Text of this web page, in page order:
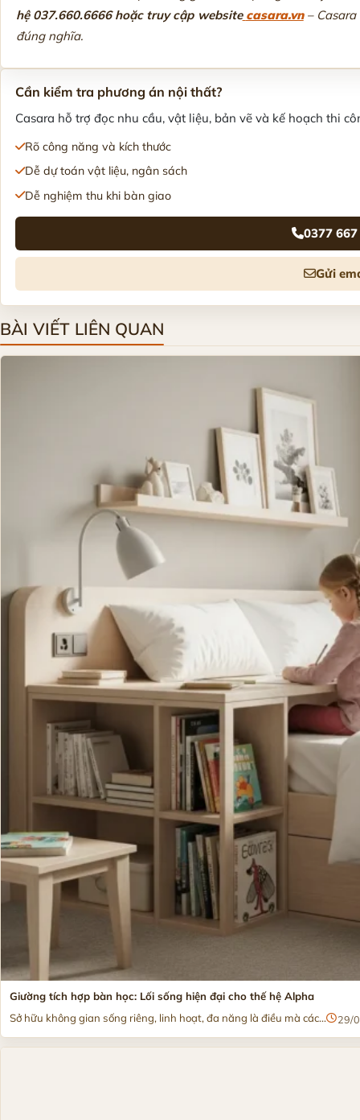
hệ 037.660.6666 hoặc truy cập website casara.vn– Casara
đúng nghĩa.
Cần kiểm tra phương án nội thất?
Casara hỗ trợ đọc nhu cầu, vật liệu, bản vẽ và kế hoạch thi
Rõ công năng và kích thước
Dễ dự toán vật liệu, ngân sách
Dễ nghiệm thu khi bàn giao
0377
Gửi
BÀI VIẾT LIÊN QUAN
Giường tích hợp bàn học: Lối sống hiện đại cho thế hệ Alpha
Sở hữu không gian sống riêng, linh hoạt, đa năng là điều mà các...
29/